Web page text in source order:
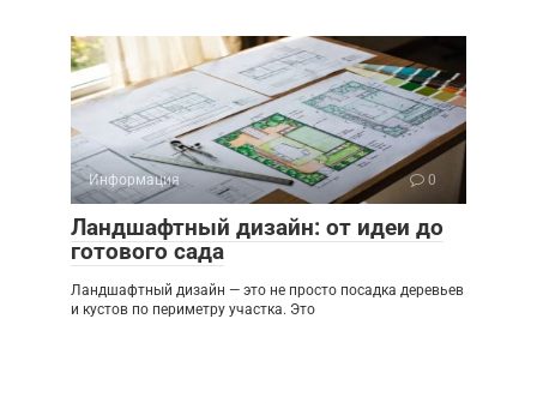
Информация 0
Ландшафтный дизайн: от идеи до
готового сада
Ландшафтный дизайн — это не просто посадка деревьев
и кустов по периметру участка. Это